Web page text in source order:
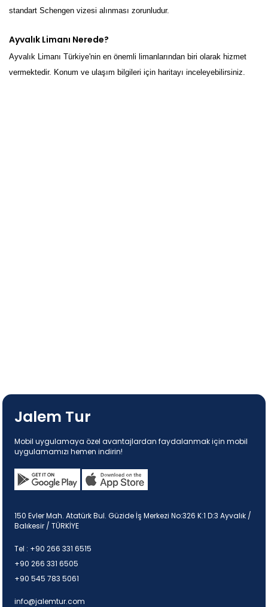
standart Schengen vizesi alınması zorunludur.
Ayvalık Limanı Nerede?
Ayvalık Limanı Türkiye'nin en önemli limanlarından biri olarak hizmet
vermektedir. Konum ve ulaşım bilgileri için haritayı inceleyebilirsiniz.
Jalem Tur
Mobil uygulamaya özel avantajlardan faydalanmak için mobil
uygulamamızı hemen indirin!
150 Evler Mah. Atatürk Bul. Güzide İş Merkezi No:326 K:1 D:3 Ayvalık /
Balıkesir / TÜRKİYE
Tel : +90 266 331 6515
+90 266 331 6505
+90 545 783 5061
info@jalemtur.com